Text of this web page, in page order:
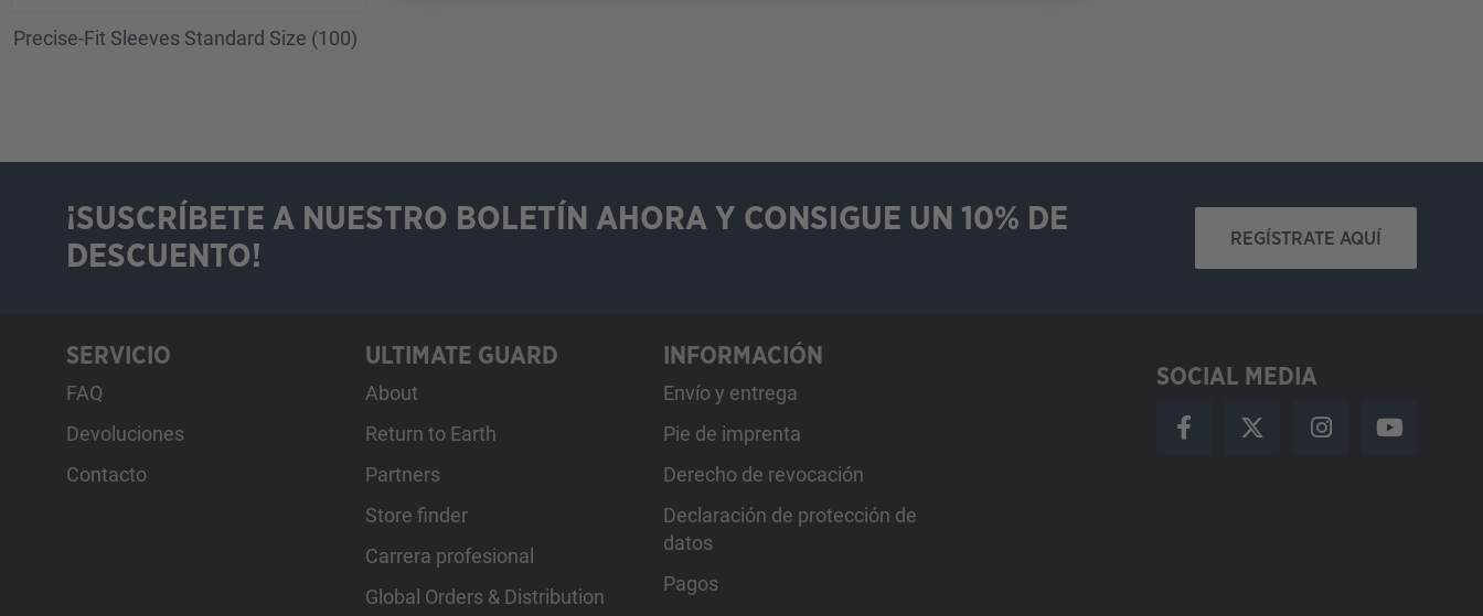
Precise-Fit Sleeves Standard Size (100)
¡SUSCRÍBETE A NUESTRO BOLETÍN AHORA Y CONSIGUE UN 10% DE
DESCUENTO!
REGÍSTRATE AQUÍ
SERVICIO
FAQ
Devoluciones
Contacto
ULTIMATE GUARD
About
Return to Earth
Partners
Store finder
Carrera profesional
Global Orders & Distribution
INFORMACIÓN
Envío y entrega
Pie de imprenta
Derecho de revocación
Declaración de protección de
datos
Pagos
SOCIAL MEDIA